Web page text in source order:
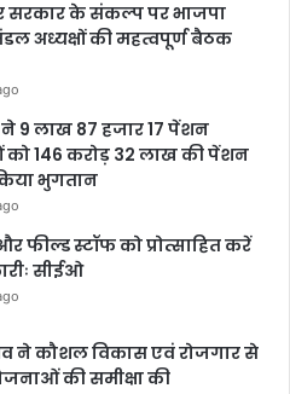
सरकार के संकल्प पर भाजपा
अध्यक्षों की महत्वपूर्ण बैठक
9 लाख 87 हजार 17 पेंशन
को 146 करोड़ 32 लाख की पेंशन
भुगतान
फील्ड स्टॉफ को प्रोत्साहित करें
सीईओ
ने कौशल विकास एवं रोजगार से
की समीक्षा की